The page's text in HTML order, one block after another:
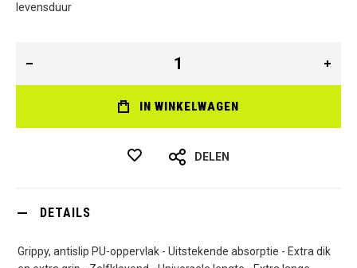
levensduur
IN WINKELWAGEN
DELEN
DETAILS
Grippy, antislip PU-oppervlak - Uitstekende absorptie - Extra dik